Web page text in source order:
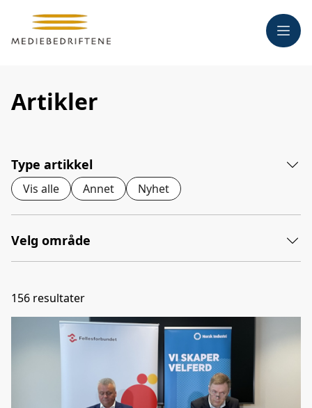
Meny
Artikler
Type artikkel
Vis alle Annet Nyhet
Velg område
156 resultater